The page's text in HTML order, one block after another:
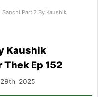
Sandhi Part 2 By Kaushik
Kaushik
Thek Ep 152
2025